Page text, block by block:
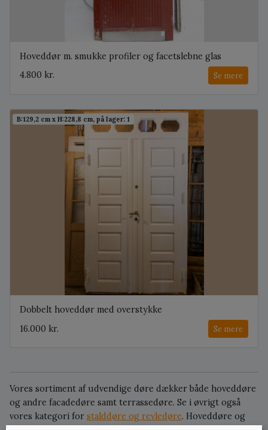
Hoveddør m. smukke profiler og facetslebne glas
4.800 kr.
Se mere
B:129,2 cm x H:228,8 cm, på lager: 1
Dobbelt hoveddør med overstykke
16.000 kr.
Se mere
Vores sortiment af udvendige døre dækker både hoveddøre
og andre facadedøre samt terrassedøre. Se i øvrigt også
vores kategori for stalddøre og revledøre. Hoveddøre og